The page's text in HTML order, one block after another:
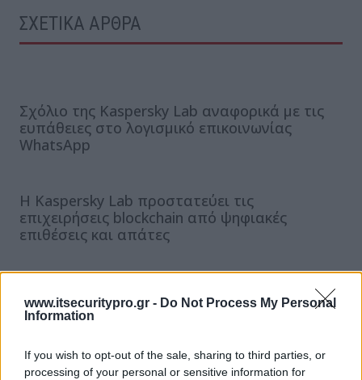
www.itsecuritypro.gr - Do Not Process My Personal
Information
If you wish to opt-out of the sale, sharing to third parties, or
processing of your personal or sensitive information for
ΣΧΕΤΙΚΑ ΑΡΘΡΑ
Σχόλιο της Kaspersky Lab αναφορικά με τις
ευπάθειες στο λογισμικό επικοινωνίας
WhatsApp
Η Kaspersky Lab προστατεύει τις
επιχειρήσεις blockchain από ψηφιακές
επιθέσεις και απάτες
Η Kaspersky Lab ενώνει τις δυνάμεις της με
βιομηχανικούς ηγέτες, παρέχοντας πρακτική
τεχνική καθοδήγηση για το IoT
ΕΓΓΡΑΦΗ ΣΤΟ NEWSLETTER